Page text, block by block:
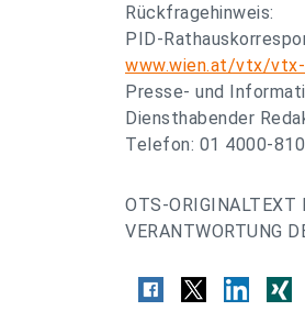
Rückfragehinweis:
PID-
www.wien.at/vtx/
Presse- und
Diensthabender
Telefon: 01 4000-
OTS-ORIGINALTEXT
VERANTWORTUNG